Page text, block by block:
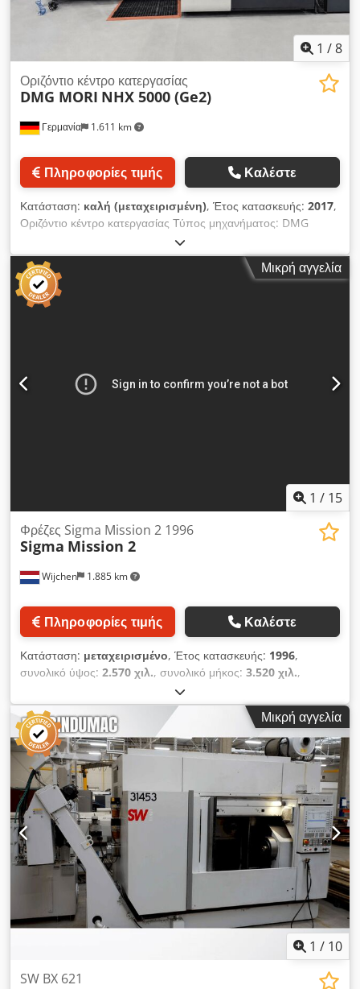
1 /8
Γερμανία 1.611 km
Οριζόντιο κέντρο κατεργασίας
DMG MORI NHX 5000 (Ge2)
Πληροφορίες τιμής Καλέστε
Κατάσταση: καλή (μεταχειρισμένη), Έτος κατασκευής: 2017,
Οριζόντιο κέντρο κατεργασίας Τύπος μηχανήματος: DMG
MORI NHX 5000 Έλεγχος: M730UM με Celos Έτος
κατασκευής: 2017 ΤΕΧΝΙΚΑ ΔΕΔΟΜΕΝΑ Διαδρομές
μετακίνησης Άξονας X: 730 mm Άξονας Y: 730 mm Άξονας Z:
880 mm Ταχεία μετακίνηση (X/Y/Z): 60 m/min Τροφοδοσία
(X/Y/Z): 60 m/min Codpfx Anjzinbxemjha Εύρος στροφών:
εργαλείου: 550 mm Βάρος εργαλείου: 12 kg Σύστημα παλετών
Αριθμός παλετών: 2 Διαστάσεις παλέτας: 500 x 500 mm
Μικρή αγγελία
1 / 15
Wijchen 1.885 km
Φρέζες Sigma Mission 2 1996
Sigma Mission 2
Πληροφορίες τιμής Καλέστε
Κατάσταση: μεταχειρισμένο, Έτος κατασκευής: 1996,
συνολικό ύψος: 2.570 χιλ., συνολικό μήκος: 3.520 χιλ.,
, Βάρος χωρίς φορτίο: 6.000 kg
Τιμή: Κατόπιν αιτήματος - Έτος κατασκευής: 1996 - Διαθέσιμη
τεκμηρίωση: Ναι - Υπάρχει σήμανση CE: Ναι - Διαθέσιμο
πιστοποιητικό CE: Όχι - Σειριακός αριθμός: M2058 - Έλεγχος:
CNC - Αριθμός αξόνων [τεμ.]: 3 - Διαδρομή άξονα X [mm]: 750
- Διαδρομή άξονα Y [mm]: 420 - Διαδρομή άξονα Z [mm]: 450
- Μήκος τραπεζιού [mm]: 900 - Πλάτος τραπεζιού [mm]: 420 -
Ελάχιστες στροφές ατράκτου [rpm]: 40 - Μέγιστες στροφές
ατράκτου [rpm]: 8000 - Διαστάσεις μεταφοράς: 3520mm x
2350mm x 2575mm (μ x π x υ) - Βάρος μεταφοράς [kg]:
6000kg Οικονομικές πληροφορίες ΦΠΑ: Η αναγραφόμενη τιμή
είναι πλέον ΦΠΑ ΦΠΑ/διακανονισμός διαφοράς: Ο ΦΠΑ
εκπίπτει για επαγγελματίες Διατίθεται παράδοση και ανταλλαγή
ανά πάσα στιγμή για όλα τα βιομηχανικά είδη. Lukas van
Rossum Cedpfx Answ Slaxomoha
Μικρή αγγελία
1 / 10
SW BX 621